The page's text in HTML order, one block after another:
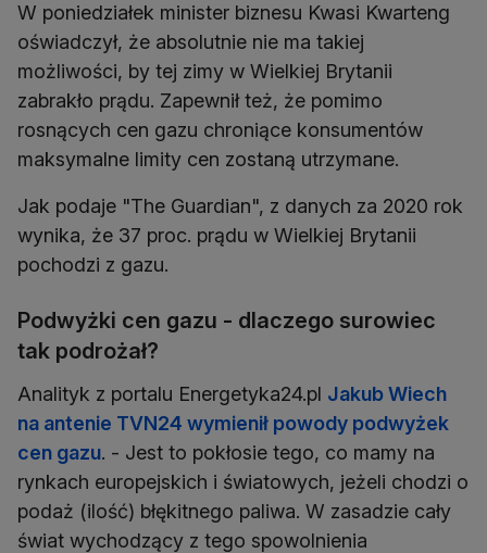
W poniedziałek minister biznesu Kwasi Kwarteng
oświadczył, że absolutnie nie ma takiej
możliwości, by tej zimy w Wielkiej Brytanii
zabrakło prądu. Zapewnił też, że pomimo
rosnących cen gazu chroniące konsumentów
maksymalne limity cen zostaną utrzymane.
Jak podaje "The Guardian", z danych za 2020 rok
wynika, że 37 proc. prądu w Wielkiej Brytanii
pochodzi z gazu.
Podwyżki cen gazu - dlaczego surowiec
tak podrożał?
Analityk z portalu Energetyka24.pl Jakub Wiech
na antenie TVN24 wymienił powody podwyżek
cen gazu. - Jest to pokłosie tego, co mamy na
rynkach europejskich i światowych, jeżeli chodzi o
podaż (ilość) błękitnego paliwa. W zasadzie cały
świat wychodzący z tego spowolnienia